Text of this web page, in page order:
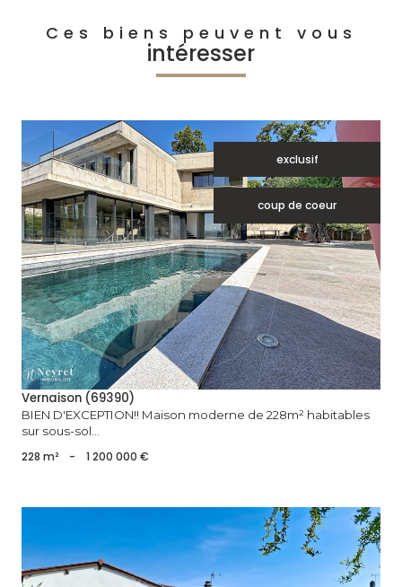
Ces biens peuvent vous
intéresser
exclusif
coup de coeur
voir le bien
Vernaison (69390)
BIEN D'EXCEPTION!! Maison moderne de 228m² habitables
sur sous-sol...
228 m² - 1 200 000 €